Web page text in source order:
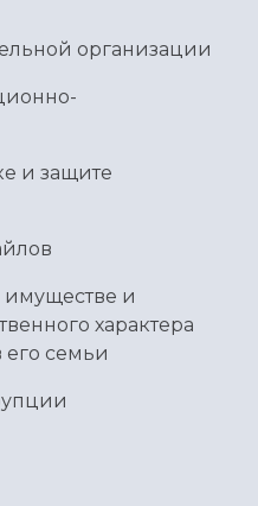
организации
и защите
имуществе и
характера
его семьи